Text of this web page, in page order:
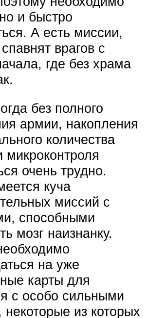
и быстро
А есть миссии,
врагов с
где без храма
без полного
армии, накопления
количества
микроконтроля
очень трудно.
куча
миссий с
способными
мозг наизнанку.
на уже
карты для
с особо сильными
некоторые из которых